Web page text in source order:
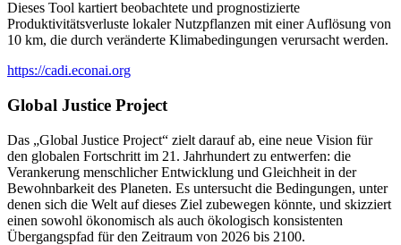
Dieses Tool kartiert beobachtete und prognostizierte
Produktivitätsverluste lokaler Nutzpflanzen mit einer Auflösung von
10 km, die durch veränderte Klimabedingungen verursacht werden.
https://cadi.econai.org
Global Justice Project
Das „Global Justice Project“ zielt darauf ab, eine neue Vision für
den globalen Fortschritt im 21. Jahrhundert zu entwerfen: die
Verankerung menschlicher Entwicklung und Gleichheit in der
Bewohnbarkeit des Planeten. Es untersucht die Bedingungen, unter
denen sich die Welt auf dieses Ziel zubewegen könnte, und skizziert
einen sowohl ökonomisch als auch ökologisch konsistenten
Übergangspfad für den Zeitraum von 2026 bis 2100.